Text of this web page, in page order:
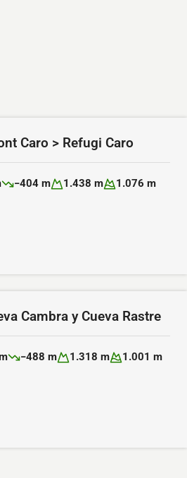
Caro > Refugi Caro
Desnivel negativo:
−404 m
Altitud máxima:
1.438 m
Altitud mínima:
1.076 m
Cambra y Cueva Rastre
Desnivel negativo:
−488 m
Altitud máxima:
1.318 m
Altitud mínima:
1.001 m